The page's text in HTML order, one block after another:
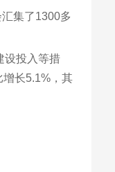
集了1300多
设投入等措
长5.1%，其